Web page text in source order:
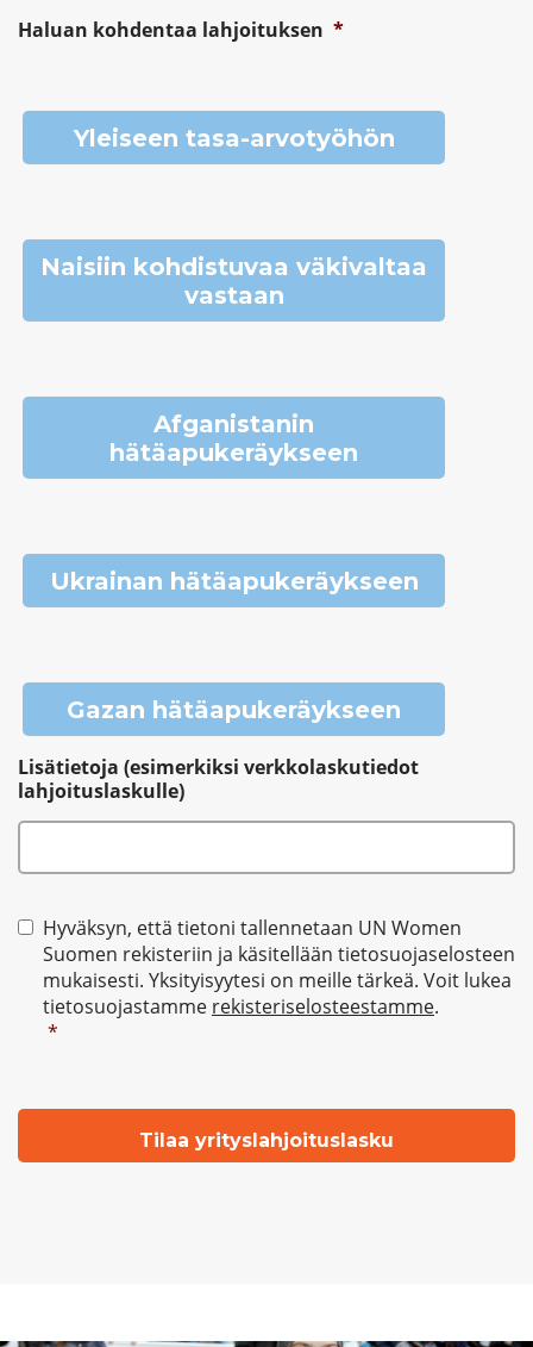
Haluan kohdentaa lahjoituksen *
Yleiseen tasa-arvotyöhön
Naisiin kohdistuvaa väkivaltaa
vastaan
Afganistanin
hätäapukeräykseen
Ukrainan hätäapukeräykseen
Gazan hätäapukeräykseen
Lisätietoja (esimerkiksi verkkolaskutiedot
lahjoituslaskulle)
Suostumus
Hyväksyn, että tietoni tallennetaan UN Women
Suomen rekisteriin ja käsitellään tietosuojaselosteen
mukaisesti. Yksityisyytesi on meille tärkeä. Voit lukea
tietosuojastamme rekisteriselosteestamme.
*